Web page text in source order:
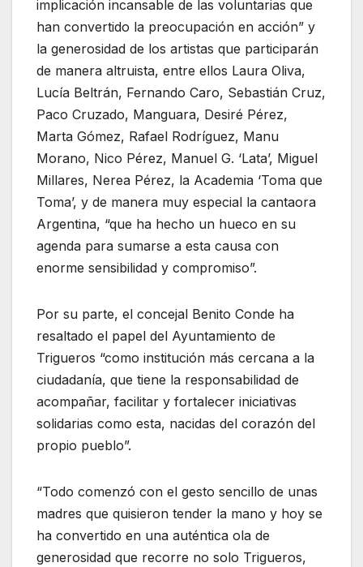
implicación incansable de las voluntarias que
han convertido la preocupación en acción” y
la generosidad de los artistas que participarán
de manera altruista, entre ellos Laura Oliva,
Lucía Beltrán, Fernando Caro, Sebastián Cruz,
Paco Cruzado, Manguara, Desiré Pérez,
Marta Gómez, Rafael Rodríguez, Manu
Morano, Nico Pérez, Manuel G. ‘Lata’, Miguel
Millares, Nerea Pérez, la Academia ‘Toma que
Toma’, y de manera muy especial la cantaora
Argentina, “que ha hecho un hueco en su
agenda para sumarse a esta causa con
enorme sensibilidad y compromiso”.
Por su parte, el concejal Benito Conde ha
resaltado el papel del Ayuntamiento de
Trigueros “como institución más cercana a la
ciudadanía, que tiene la responsabilidad de
acompañar, facilitar y fortalecer iniciativas
solidarias como esta, nacidas del corazón del
propio pueblo”.
“Todo comenzó con el gesto sencillo de unas
madres que quisieron tender la mano y hoy se
ha convertido en una auténtica ola de
generosidad que recorre no solo Trigueros,